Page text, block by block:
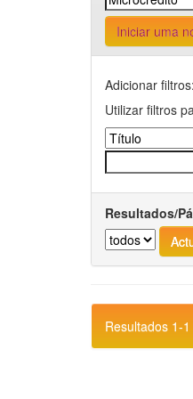
Iniciar uma
Adicionar filtros:
Utilizar filtros
Resultados/
Resultados 1-